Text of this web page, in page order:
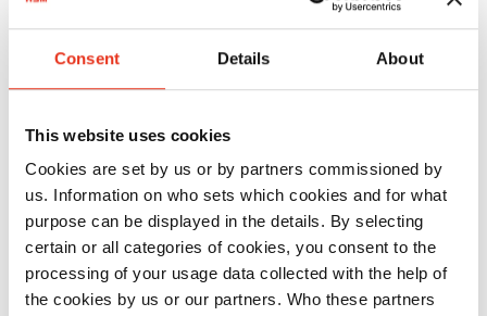
Consent Details About
This website uses cookies
Cookies are set by us or by partners commissioned by
us. Information on who sets which cookies and for what
purpose can be displayed in the details. By selecting
certain or all categories of cookies, you consent to the
processing of your usage data collected with the help of
the cookies by us or our partners. Who these partners
HSM
SECURIO
P44i - 5,8
mm